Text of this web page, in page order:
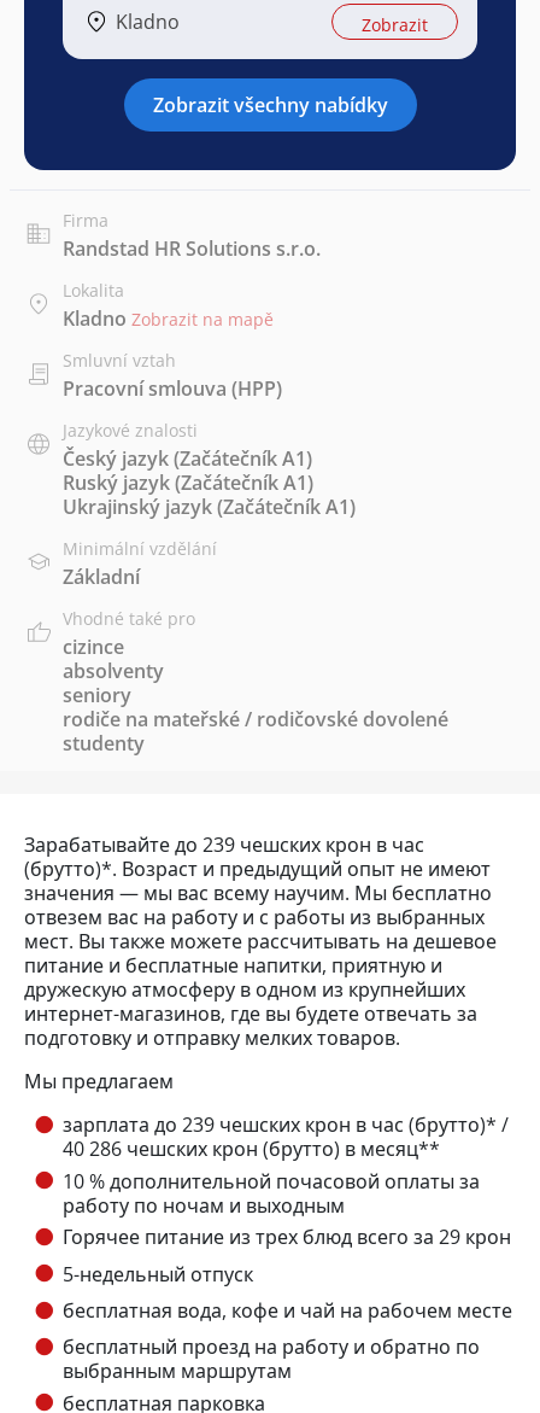
Kladno Zobrazit
Zobrazit všechny nabídky
Firma
Randstad HR Solutions s.r.o.
Lokalita
Kladno Zobrazit na mapě
Smluvní vztah
Pracovní smlouva (HPP)
Jazykové znalosti
Český jazyk(Začátečník A1)
Ruský jazyk(Začátečník A1)
Ukrajinský jazyk(Začátečník A1)
Minimální vzdělání
Základní
Vhodné také pro
cizince
absolventy
seniory
rodiče na mateřské / rodičovské dovolené
studenty
Зарабатывайте до 239 чешских крон в час
(брутто)*. Возраст и предыдущий опыт не имеют
значения — мы вас всему научим. Мы бесплатно
отвезем вас на работу и с работы из выбранных
мест. Вы также можете рассчитывать на дешевое
питание и бесплатные напитки, приятную и
дружескую атмосферу в одном из крупнейших
интернет-магазинов, где вы будете отвечать за
подготовку и отправку мелких товаров.
Мы предлагаем
зарплата до 239 чешских крон в час (брутто)* /
40 286 чешских крон (брутто) в месяц**
10 % дополнительной почасовой оплаты за
работу по ночам и выходным
Горячее питание из трех блюд всего за 29 крон
5-недельный отпуск
бесплатная вода, кофе и чай на рабочем месте
бесплатный проезд на работу и обратно по
выбранным маршрутам
бесплатная парковка